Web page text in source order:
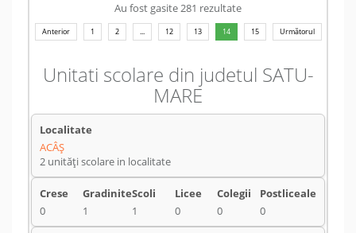
Au fost gasite 281 rezultate
Anterior 1 2 ... 12 13 14 15 Următorul
Unitati scolare din judetul SATU-
MARE
ACÂŞ
2 unități scolare in localitate
0 1 1 0 0 0